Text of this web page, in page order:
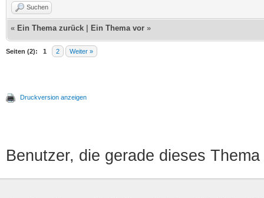
Suchen
« Ein Thema zurück Ein Thema vor »
Seiten (2): 1 2 Weiter »
Druckversion anzeigen
Benutzer, die gerade dieses